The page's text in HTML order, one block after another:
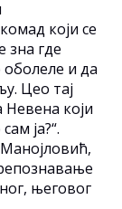
који се
зна где
и да
Цео тај
Невена који
ја?“.
његовог